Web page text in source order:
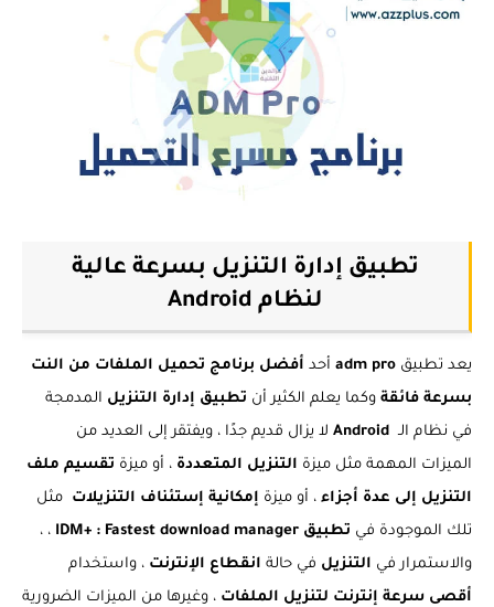
تطبيق إدارة التنزيل بسرعة عالية
لنظام Android
يعد تطبيق adm pro أحد أفضل برنامج تحميل الملفات من النت
بسرعة فائقة وكما يعلم الكثير أن تطبيق إدارة التنزيل المدمجة
في نظام الـ
لا يزال قديم جدًا ، ويفتقر إلى العديد من
الميزات المهمة مثل ميزة التنزيل المتعددة ، أو ميزة تقسيم ملف
التنزيل إلى عدة أجزاء ، أو ميزة إمكانية إستئناف التنزيلات مثل
تلك الموجودة في تطبيق IDM+ : Fastest download manager ، ،
والاستمرار في التنزيل في حالة انقطاع الإنترنت ، واستخدام
أقصى سرعة إنترنت لتنزيل الملفات ، وغيرها من الميزات الضرورية